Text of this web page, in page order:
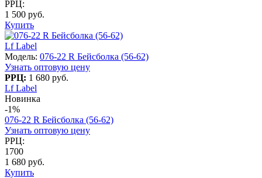
РРЦ:
1 500 руб.
Купить
Lf Label
Модель: 076-22 R Бейсболка (56-62)
Узнать оптовую цену
РРЦ: 1 680 руб.
Lf Label
Новинка
-1%
076-22 R Бейсболка (56-62)
Узнать оптовую цену
РРЦ:
1700
1 680 руб.
Купить